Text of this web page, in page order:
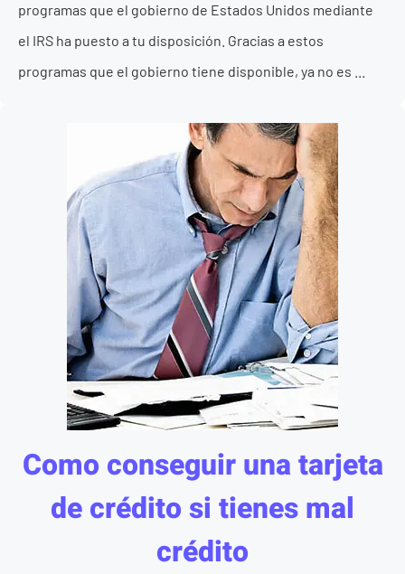
programas que el gobierno de Estados Unidos mediante
el IRS ha puesto a tu disposición. Gracias a estos
programas que el gobierno tiene disponible, ya no es ...
Como conseguir una tarjeta
de crédito si tienes mal
crédito